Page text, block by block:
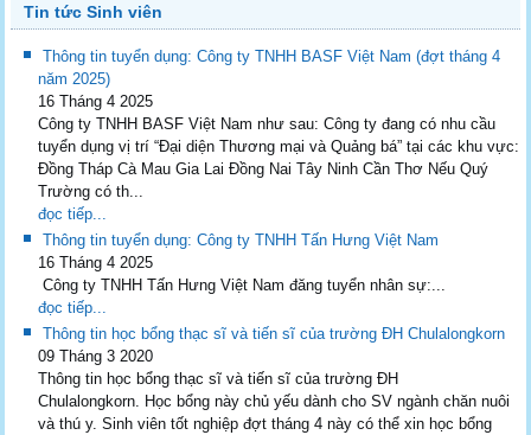
Tin tức Sinh viên
Thông tin tuyển dụng: Công ty TNHH BASF Việt Nam (đợt tháng 4
năm 2025)
16 Tháng 4 2025
Công ty TNHH BASF Việt Nam như sau: Công ty đang có nhu cầu
tuyển dụng vị trí “Đại diện Thương mại và Quảng bá” tại các khu vực:
Đồng Tháp Cà Mau Gia Lai Đồng Nai Tây Ninh Cần Thơ Nếu Quý
Trường có th...
đọc tiếp...
Thông tin tuyển dụng: Công ty TNHH Tấn Hưng Việt Nam
16 Tháng 4 2025
Công ty TNHH Tấn Hưng Việt Nam đăng tuyển nhân sự:...
đọc tiếp...
Thông tin học bổng thạc sĩ và tiến sĩ của trường ĐH Chulalongkorn
09 Tháng 3 2020
Thông tin học bổng thạc sĩ và tiến sĩ của trường ĐH
Chulalongkorn. Học bổng này chủ yếu dành cho SV ngành chăn nuôi
và thú y. Sinh viên tốt nghiệp đợt tháng 4 này có thể xin học bổng